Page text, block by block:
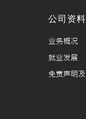
公司资料
业务概况
就业发展
免责声明